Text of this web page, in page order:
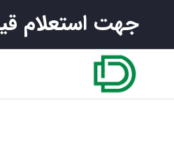
جهت استعلام